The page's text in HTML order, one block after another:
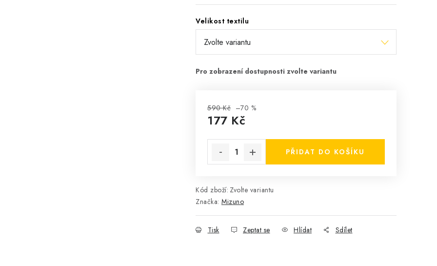
Velikost textilu
590 Kč –70 %
177 Kč
PŘIDAT DO KOŠÍKU
Kód zboží: Zvolte variantu
Značka: Mizuno
Tisk Zeptat se Hlídat Sdílet